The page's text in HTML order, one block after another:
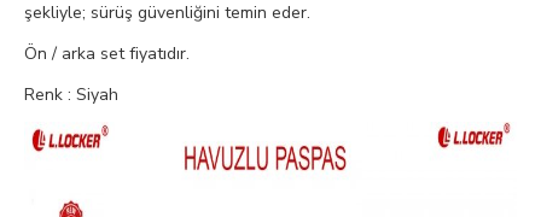
şekliyle; sürüş güvenliğini temin eder.
Ön / arka set fiyatıdır.
Renk : Siyah